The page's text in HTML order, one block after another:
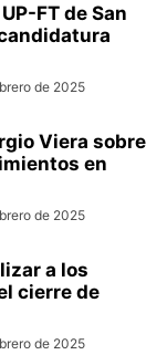
FT de San
de 2025
Viera sobre
en
de 2025
a los
cierre de
de 2025